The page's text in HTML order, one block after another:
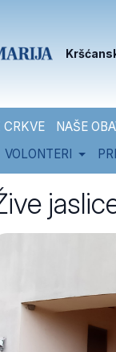
CRKVE NAŠE
VOLONTERI